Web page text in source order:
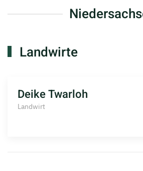
Landwirte
Deike Twarloh
Landwirt